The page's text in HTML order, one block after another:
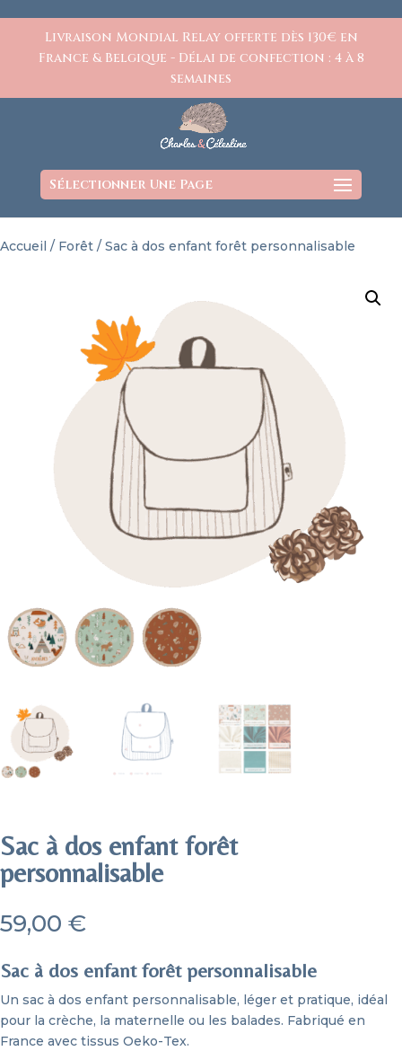
Livraison Mondial Relay offerte dès 130€ en
France & Belgique - Délai de confection : 4 à 8
semaines
Sélectionner Une Page
Accueil / Forêt / Sac à dos enfant forêt personnalisable
Sac à dos enfant forêt
personnalisable
59,00 €
Sac à dos enfant forêt personnalisable
Un sac à dos enfant personnalisable, léger et pratique, idéal
pour la crèche, la maternelle ou les balades. Fabriqué en
France avec tissus Oeko-Tex.